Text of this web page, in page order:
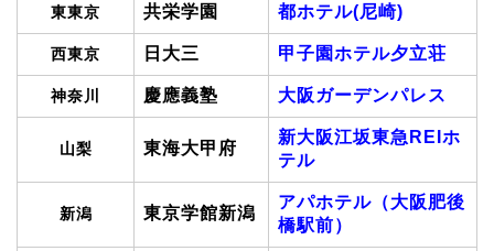
東東京 共栄学園 都ホテル(尼崎)
西東京 日大三 甲子園ホテル夕立荘
神奈川 慶應義塾 大阪ガーデンパレス
山梨 東海大甲府
新大阪江坂東急REIホ
テル
新潟 東京学館新潟
アパホテル（大阪肥後
橋駅前）